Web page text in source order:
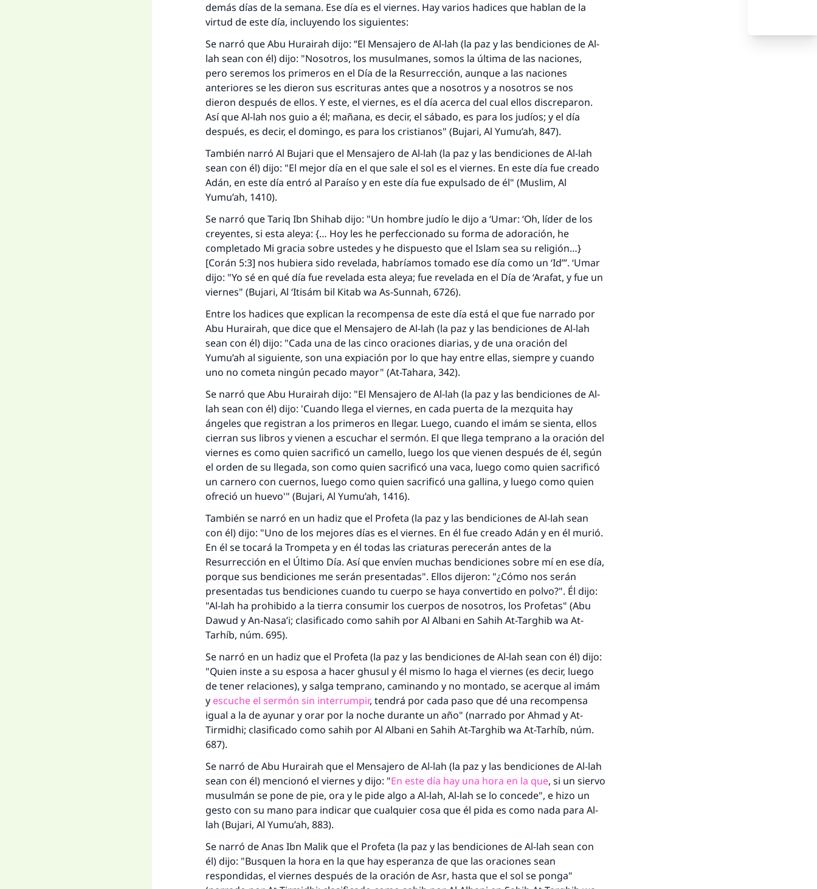
demás días de la semana. Ese día es el viernes. Hay varios hadices que hablan de la
virtud de este día, incluyendo los siguientes:
Se narró que Abu Hurairah dijo: “El Mensajero de Al-lah (la paz y las bendiciones de Al-
lah sean con él) dijo: "Nosotros, los musulmanes, somos la última de las naciones,
pero seremos los primeros en el Día de la Resurrección, aunque a las naciones
anteriores se les dieron sus escrituras antes que a nosotros y a nosotros se nos
dieron después de ellos. Y este, el viernes, es el día acerca del cual ellos discreparon.
Así que Al-lah nos guio a él; mañana, es decir, el sábado, es para los judíos; y el día
después, es decir, el domingo, es para los cristianos" (Bujari, Al Yumu’ah, 847).
También narró Al Bujari que el Mensajero de Al-lah (la paz y las bendiciones de Al-lah
sean con él) dijo: "El mejor día en el que sale el sol es el viernes. En este día fue creado
Adán, en este día entró al Paraíso y en este día fue expulsado de él" (Muslim, Al
Yumu’ah, 1410).
Se narró que Tariq Ibn Shihab dijo: "Un hombre judío le dijo a ‘Umar: ‘Oh, líder de los
creyentes, si esta aleya: {… Hoy les he perfeccionado su forma de adoración, he
completado Mi gracia sobre ustedes y he dispuesto que el Islam sea su religión…}
[Corán 5:3] nos hubiera sido revelada, habríamos tomado ese día como un ‘Id’”. ‘Umar
dijo: "Yo sé en qué día fue revelada esta aleya; fue revelada en el Día de‘Arafat, y fue un
viernes" (Bujari, Al ‘Itisám bil Kitab wa As-Sunnah, 6726).
Entre los hadices que explican la recompensa de este día está el que fue narrado por
Abu Hurairah, que dice que el Mensajero de Al-lah (la paz y las bendiciones de Al-lah
sean con él) dijo: "Cada una de las cinco oraciones diarias, y de una oración del
Yumu’ah al siguiente, son una expiación por lo que hay entre ellas, siempre y cuando
uno no cometa ningún pecado mayor" (At-Tahara, 342).
Se narró que Abu Hurairah dijo: "El Mensajero de Al-lah (la paz y las bendiciones de Al-
lah sean con él) dijo: 'Cuando llega el viernes, en cada puerta de la mezquita hay
ángeles que registran a los primeros en llegar. Luego, cuando el imám se sienta, ellos
cierran sus libros y vienen a escuchar el sermón. El que llega temprano a la oración del
viernes es como quien sacrificó un camello, luego los que vienen después de él, según
el orden de su llegada, son como quien sacrificó una vaca, luego como quien sacrificó
un carnero con cuernos, luego como quien sacrificó una gallina, y luego como quien
ofreció un huevo'" (Bujari, Al Yumu’ah, 1416).
También se narró en un hadiz que el Profeta (la paz y las bendiciones de Al-lah sean
con él) dijo: "Uno de los mejores días es el viernes. En él fue creado Adán y en él murió.
En él se tocará la Trompeta y en él todas las criaturas perecerán antes de la
Resurrección en el Último Día. Así que envíen muchas bendiciones sobre mí en ese día,
porque sus bendiciones me serán presentadas". Ellos dijeron: "¿Cómo nos serán
presentadas tus bendiciones cuando tu cuerpo se haya convertido en polvo?". Él dijo:
"Al-lah ha prohibido a la tierra consumir los cuerpos de nosotros, los Profetas" (Abu
Dawud y An-Nasa’i; clasificado como sahih por Al Albani en Sahih At-Targhib wa At-
Tarhíb, núm. 695).
Se narró en un hadiz que el Profeta (la paz y las bendiciones de Al-lah sean con él) dijo:
"Quien inste a su esposa a hacer ghusul y él mismo lo haga el viernes (es decir, luego
de tener relaciones), y salga temprano, caminando y no montado, se acerque al imám
y escuche el sermón sin interrumpir, tendrá por cada paso que dé una recompensa
igual a la de ayunar y orar por la noche durante un año" (narrado por Ahmad y At-
Tirmidhi; clasificado como sahih por Al Albani en Sahih At-Targhib wa At-Tarhíb, núm.
687).
Se narró de Abu Hurairah que el Mensajero de Al-lah (la paz y las bendiciones de Al-lah
sean con él) mencionó el viernes y dijo: "En este día hay una hora en la que, si un siervo
musulmán se pone de pie, ora y le pide algo a Al-lah, Al-lah se lo concede", e hizo un
gesto con su mano para indicar que cualquier cosa que él pida es como nada para Al-
lah (Bujari, Al Yumu’ah, 883).
Se narró de Anas Ibn Malik que el Profeta (la paz y las bendiciones de Al-lah sean con
él) dijo: "Busquen la hora en la que hay esperanza de que las oraciones sean
respondidas, el viernes después de la oración deAsr, hasta que el sol se ponga"
La respuesta no. 110845 salvó un matrimonio.
Desde la Q hasta la A, su contribución ayuda a IslamQA.
Profeta ﷺ dijo:
"Una persona que orienta a otros a hacer el bien obtendrá la
misma recompensa que aquellos que lo realicen."
(MUSLIM, 1893)
Contribuir